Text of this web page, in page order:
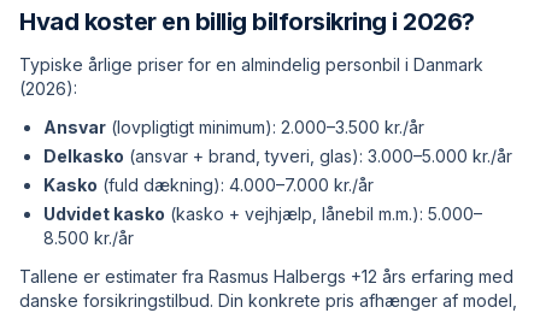
Hvad koster en billig bilforsikring i 2026?
Typiske årlige priser for en almindelig personbil i Danmark
(2026):
Ansvar (lovpligtigt minimum): 2.000–3.500 kr./år
Delkasko (ansvar + brand, tyveri, glas): 3.000–5.000 kr./år
Kasko (fuld dækning): 4.000–7.000 kr./år
Udvidet kasko (kasko + vejhjælp, lånebil m.m.): 5.000–
8.500 kr./år
Tallene er estimater fra Rasmus Halbergs +12 års erfaring med
danske forsikringstilbud. Din konkrete pris afhænger af model,